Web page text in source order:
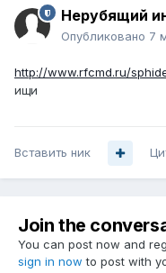
Нерубящий
Опубликовано 7
http://www.rfcmd.ru/
ищи
Вставить ник
Join the
You can post now and
sign in now to post with